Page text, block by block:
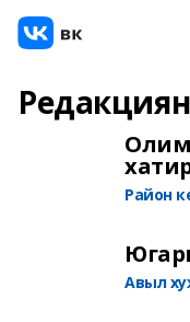
Район
Авыл